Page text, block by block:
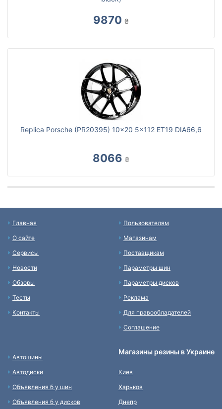
9870 ₴
Replica Porsche (PR20395) 10x20 5x112 ET19 DIA66,6
8066 ₴
Главная
О сайте
Сервисы
Новости
Обзоры
Тесты
Контакты
Пользователям
Магазинам
Поставщикам
Параметры шин
Параметры дисков
Реклама
Для правообладателей
Соглашение
Автошины
Автодиски
Объявления б у шин
Объявления б у дисков
Магазины резины в Украине
Киев
Харьков
Днепр